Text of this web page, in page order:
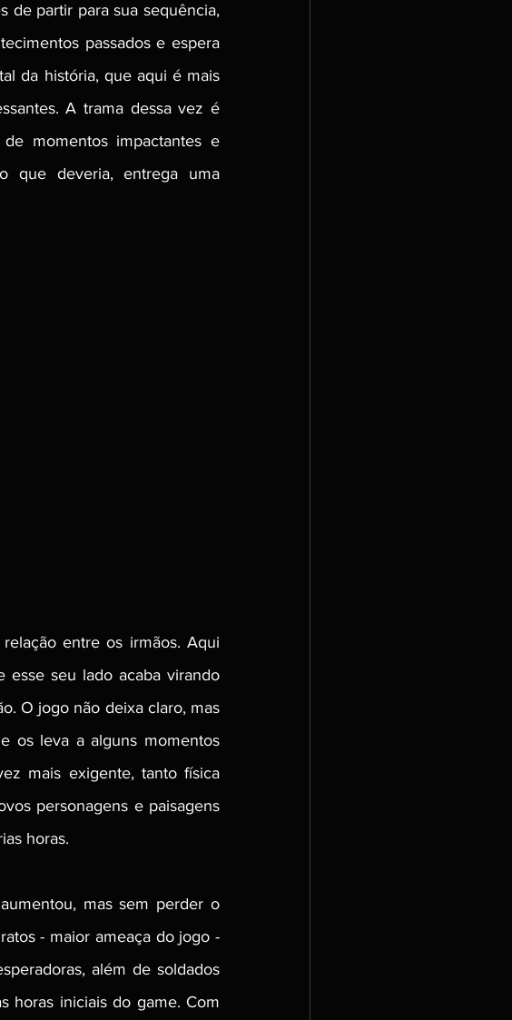
de partir para sua sequência,
passados e espera
da história, que aqui é mais
A trama dessa vez é
momentos impactantes e
que deveria, entrega uma
entre os irmãos. Aqui
esse seu lado acaba virando
O jogo não deixa claro, mas
os leva a alguns momentos
mais exigente, tanto física
personagens e paisagens
horas.
mas sem perder o
- maior ameaça do jogo -
além de soldados
horas iniciais do game. Com